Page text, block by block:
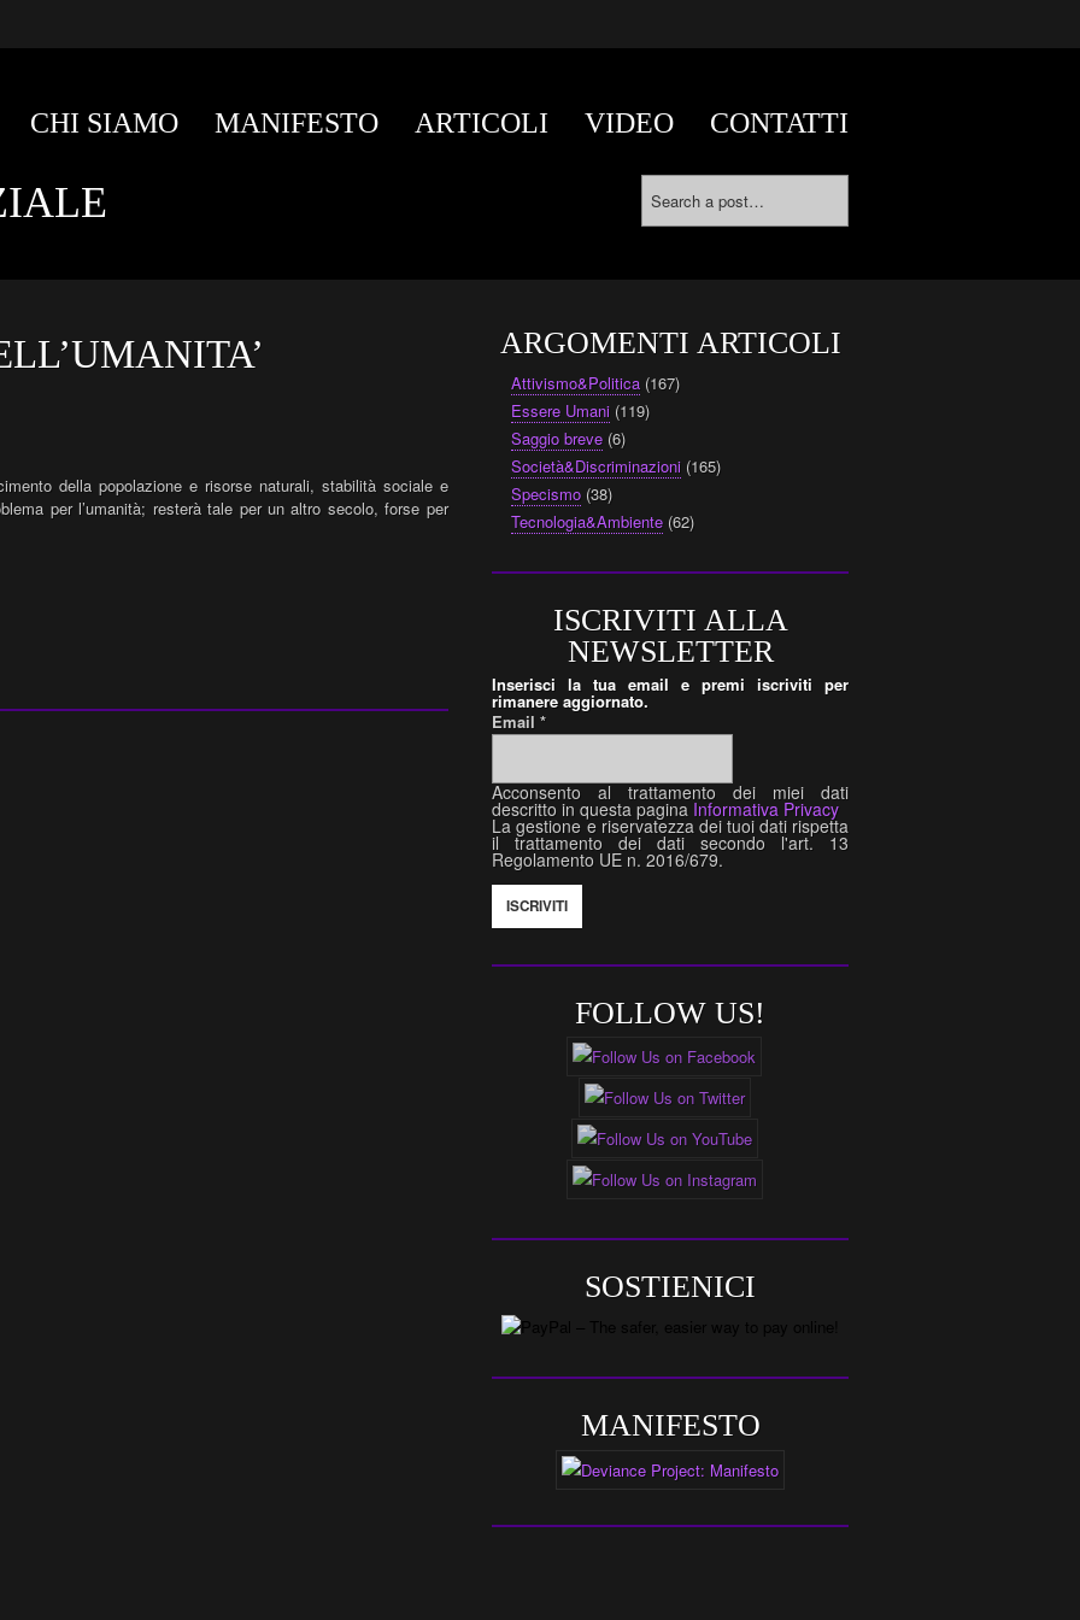
CHI SIAMO MANIFESTO ARTICOLI VIDEO CONTATTI
della popolazione e risorse naturali, stabilità sociale e
per l’umanità; resterà tale per un altro secolo, forse per
ARGOMENTI ARTICOLI
Attivismo&Politica (167)
Essere Umani (119)
Saggio breve (6)
Società&Discriminazioni (165)
Specismo (38)
Tecnologia&Ambiente (62)
ISCRIVITI ALLA
NEWSLETTER
Inserisci la tua email e premi iscriviti per
rimanere aggiornato.
Email*
Acconsento al trattamento dei miei dati
descritto in questa pagina Informativa Privacy
La gestione e riservatezza dei tuoi dati rispetta
il trattamento dei dati secondo l'art. 13
Regolamento UE n. 2016/679.
FOLLOW US!
SOSTIENICI
MANIFESTO